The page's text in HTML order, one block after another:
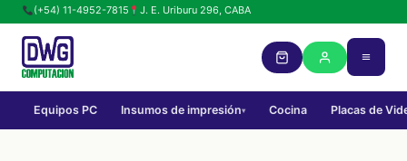
(+54) 11-4952-7815 J. E. Uriburu 296, CABA
Equipos PC Insumos de impresión▾ Cocina Placas de